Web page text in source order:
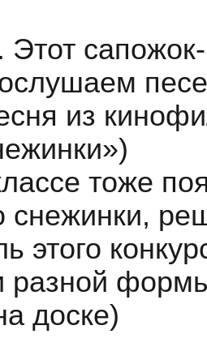
Этот
из
тоже
снежинки,
этого
разной
доске)